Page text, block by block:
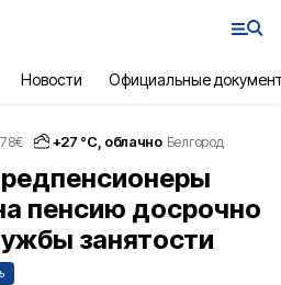
Новости Официальные
€ +27 °С, облачно Белгород
пенсию досрочно
занятости